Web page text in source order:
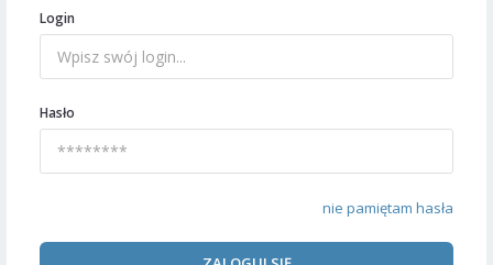
Login
Hasło
nie pamiętam hasła